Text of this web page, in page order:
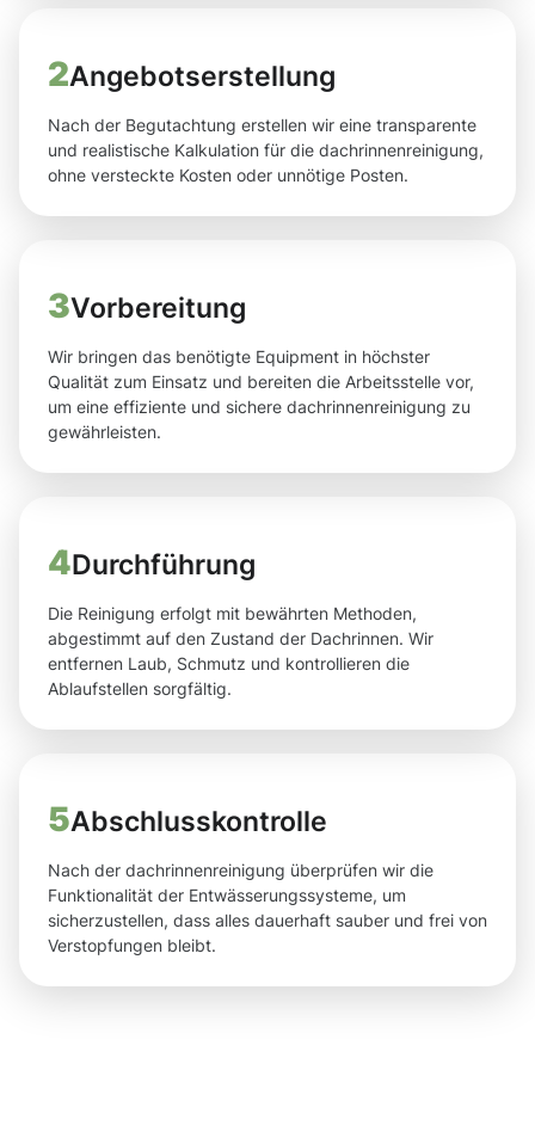
2Angebotserstellung
Nach der Begutachtung erstellen wir eine transparente
und realistische Kalkulation für die dachrinnenreinigung,
ohne versteckte Kosten oder unnötige Posten.
3Vorbereitung
Wir bringen das benötigte Equipment in höchster
Qualität zum Einsatz und bereiten die Arbeitsstelle vor,
um eine effiziente und sichere dachrinnenreinigung zu
gewährleisten.
4Durchführung
Die Reinigung erfolgt mit bewährten Methoden,
abgestimmt auf den Zustand der Dachrinnen. Wir
entfernen Laub, Schmutz und kontrollieren die
Ablaufstellen sorgfältig.
5Abschlusskontrolle
Nach der dachrinnenreinigung überprüfen wir die
Funktionalität der Entwässerungssysteme, um
sicherzustellen, dass alles dauerhaft sauber und frei von
Verstopfungen bleibt.